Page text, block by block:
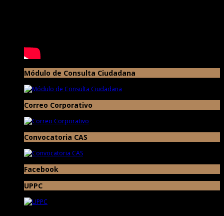
Módulo de Consulta Ciudadana
Correo Corporativo
Convocatoria CAS
Facebook
UPPC